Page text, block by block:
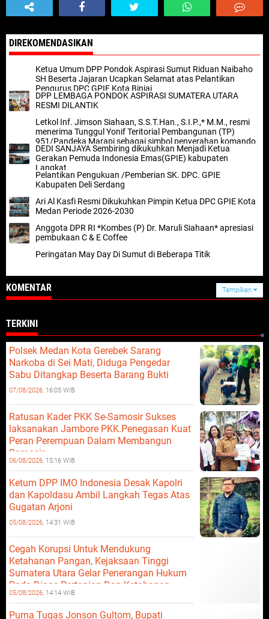
DIREKOMENDASIKAN
Ketua Umum DPP Pondok Aspirasi Sumut Riduan Naibaho
SH Beserta Jajaran Ucapkan Selamat atas Pelantikan
Pengurus DPC GPIE Kota Binjai
DPP LEMBAGA PONDOK ASPIRASI SUMATERA UTARA
RESMI DILANTIK
Letkol Inf. Jimson Siahaan, S.S.T.Han., S.I.P.,* M.M., resmi
menerima Tunggul Yonif Teritorial Pembangunan (TP)
951/Pandeka Marapi sebagai simbol penyerahan komando
satuan.
DEDI SANJAYA Sembiring dikukuhkan Menjadi Ketua
Gerakan Pemuda Indonesia Emas(GPIE) kabupaten
Langkat.
Pelantikan Pengukuan /Pemberian SK. DPC. GPIE
Kabupaten Deli Serdang
Ari Al Kasfi Resmi Dikukuhkan Pimpin Ketua DPC GPIE Kota
Medan Periode 2026-2030
Anggota DPR RI *Kombes (P) Dr. Maruli Siahaan* apresiasi
pembukaan C & E Coffee
Peringatan May Day Di Sumut di Beberapa Titik
KOMENTAR Tampilkan
TERKINI
Polsek Medan Kota Gerebek Sarang
Narkoba di Sei Mati, Diduga Pengedar
Sabu Ditangkap Beserta Barang Bukti
07/08/2026, 16:05 WIB
Ratusan Kader PKK Se-Samosir Sukses
laksanakan Jambore PKK.Penegasan Kuat
Peran Perempuan Dalam Membangun
Samosir.
06/08/2026, 15:16 WIB
Ketum DPP IMO Indonesia Desak Kapolri
dan Kapoldasu Ambil Langkah Tegas Atas
Gugatan Arjoni
05/08/2026, 14:31 WIB
Cegah Korupsi Untuk Mendukung
Ketahanan Pangan, Kejaksaan Tinggi
Sumatera Utara Gelar Penerangan Hukum
Pada Dinas Pertanian Dan Ketahanan
Pangan
05/08/2026, 14:14 WIB
Purna Tugas Jonson Gultom, Bupati